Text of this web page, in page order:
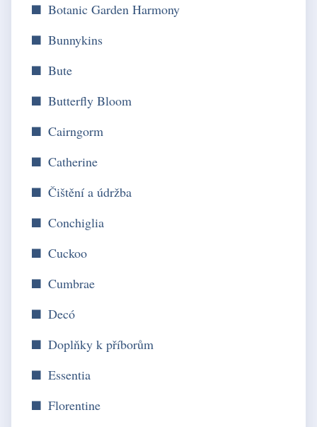
Botanic Garden Harmony
Bunnykins
Bute
Butterfly Bloom
Cairngorm
Catherine
Čištění a údržba
Conchiglia
Cuckoo
Cumbrae
Decó
Doplňky k příborům
Essentia
Florentine